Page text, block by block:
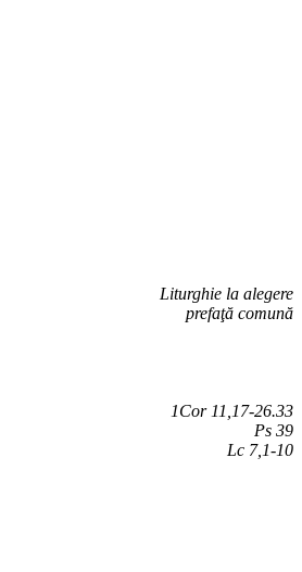
Liturghie la alegere
prefaţă comună
1Cor 11,17-26.33
Ps 39
Lc 7,1-10